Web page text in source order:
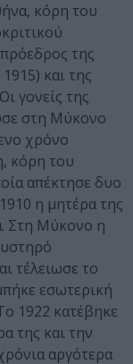
κόρη του
της
και της
γονείς της
στη Μύκονο
χρόνο
κόρη του
απέκτησε δυο
η μητέρα της
Στη Μύκονο η
τέλειωσε το
εσωτερική
1922 κατέβηκε
της και την
αργότερα